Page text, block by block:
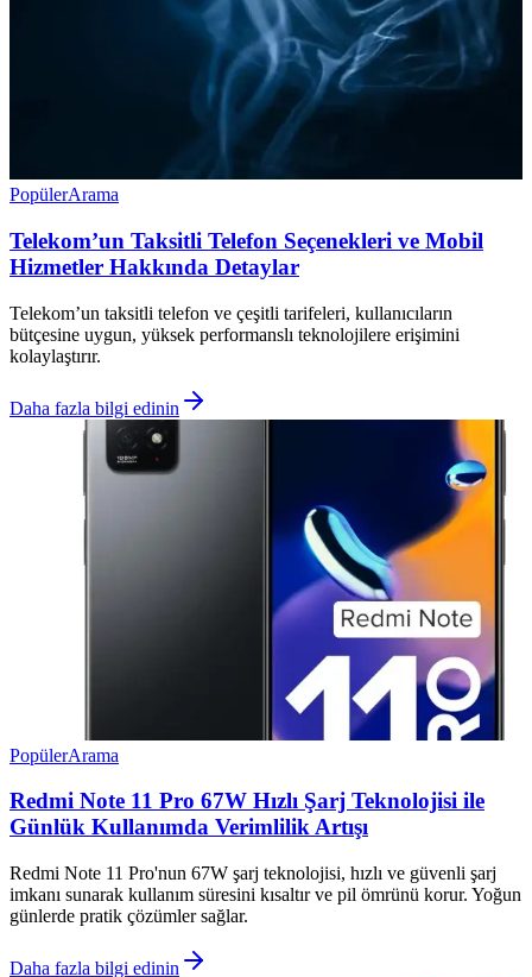
PopülerArama
Telekom’un Taksitli Telefon Seçenekleri ve Mobil
Hizmetler Hakkında Detaylar
Telekom’un taksitli telefon ve çeşitli tarifeleri, kullanıcıların
bütçesine uygun, yüksek performanslı teknolojilere erişimini
kolaylaştırır.
Daha fazla bilgi edinin
PopülerArama
Redmi Note 11 Pro 67W Hızlı Şarj Teknolojisi ile
Günlük Kullanımda Verimlilik Artışı
Redmi Note 11 Pro'nun 67W şarj teknolojisi, hızlı ve güvenli şarj
imkanı sunarak kullanım süresini kısaltır ve pil ömrünü korur. Yoğun
günlerde pratik çözümler sağlar.
Daha fazla bilgi edinin